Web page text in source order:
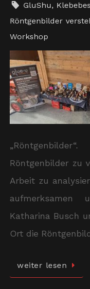
GluShu,
Röntgenbilder
Workshop
Röntgenbilder zu
Arbeit zu
aufmerksamen
Katharina Busch
Ort die
weiter lesen